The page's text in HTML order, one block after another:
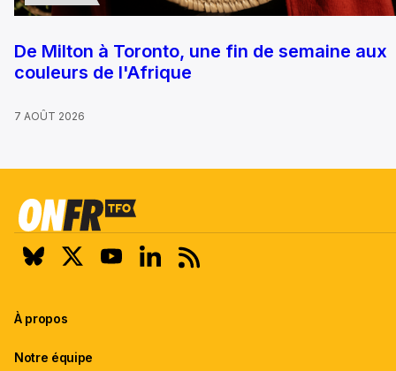
De Milton à Toronto, une fin de semaine aux
couleurs de l'Afrique
7 AOÛT 2026
À propos
Notre équipe